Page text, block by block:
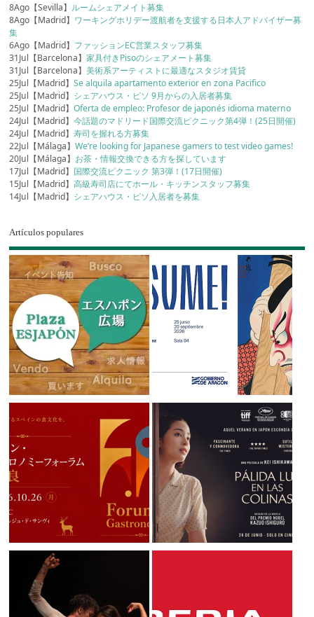
8Ago【Sevilla】 ルームシェアメイト募集
8Ago【Madrid】 ワーキングホリデー渡航者を支援する日本人アドバイザー募
集
6Ago【Madrid】 ファッションEC営業スタッフ募集
31Jul【Barcelona】家具付きPisoのシェアメート募集
31Jul【Barcelona】美術系アーティストに最適なスタジオ賃貸
25Jul【Madrid】Se alquila apartamento exterior en zona Pacifico
25Jul【Madrid】 シェアハウス・ピソ 9月からの入居者募集
25Jul【Madrid】Oferta de empleo: Profesor de japonés idioma materno
24Jul【Madrid】今話題のマドリード国際交流ピクニック第4弾！(25日開催)
24Jul【Madrid】寿司を握れる方募集
22Jul【Málaga】We’re looking for Japanese gamers to test video games!
20Jul【Málaga】 お茶・情報交換できる方を探しています
17Jul【Madrid】 国際交流ピクニック 第3弾！(17日開催)
15Jul【Madrid】高級寿司店にてホール・キッチンスタッフ募集
14Jul【Madrid】 シェアハウス・ピソ入居者を募集
Artículos populares